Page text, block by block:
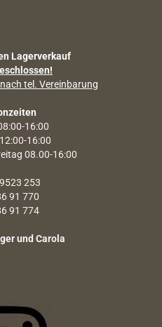
Lagerverkauf
tel. Vereinbarung
16:00
16:00
08.00-16:00
253
91 770
91 774
und Carola